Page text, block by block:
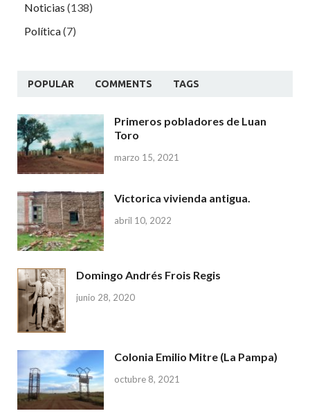
Noticias (138)
Política(7)
POPULAR COMMENTS TAGS
Primeros pobladores de Luan
Toro
marzo 15, 2021
Victorica vivienda antigua.
abril 10, 2022
Domingo Andrés Frois Regis
junio 28, 2020
Colonia Emilio Mitre (La Pampa)
octubre 8, 2021